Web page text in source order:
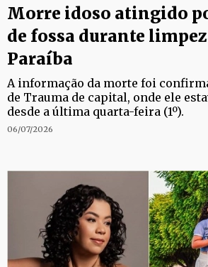
Morre idoso atingido
de fossa durante
Paraíba
A informação da morte foi
de Trauma de capital, onde ele
desde a última quarta-feira (1º).
06/07/2026